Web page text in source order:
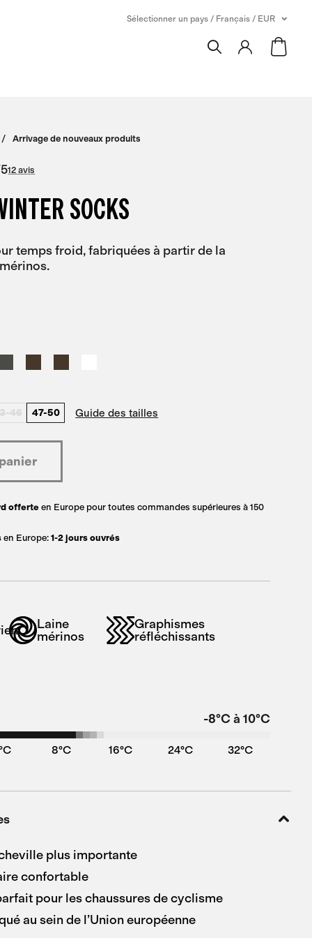
Sélectionner un pays / Français / EUR
Arrivage de nouveaux produits
512 avis
SOCKS
temps froid, fabriquées à partir de la
46 47-50 Guide des tailles
offerte en Europe pour toutes commandes supérieures à 150
en Europe:1-2 jours ouvrés
Laine
mérinos
Graphismes
réfléchissants
-8°C à 10°C
8°C 16°C 24°C 32°C
plus importante
confortable
pour les chaussures de cyclisme
au sein de l’Union européenne